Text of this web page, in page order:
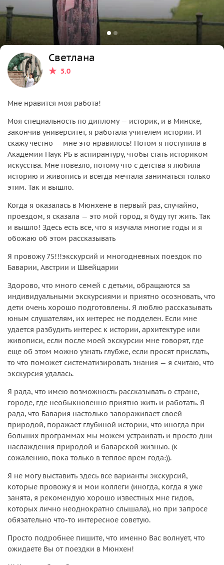
Светлана
5.0
Мне нравится моя работа!
Моя специальность по диплому — историк, и в Минске,
закончив университет, я работала учителем истории. И
скажу честно — мне это нравилось! Потом я поступила в
Академии Наук РБ в аспирантуру, чтобы стать историком
искусства. Мне повезло, потому что с детства я любила
историю и живопись и всегда мечтала заниматься только
этим. Так и вышло.
Когда я оказалась в Мюнхене в первый раз, случайно,
проездом, я сказала — это мой город, я буду тут жить. Так
и вышло! Здесь есть все, что я изучала многие годы и я
обожаю об этом рассказывать
Я провожу 75!!!экскурсий и многодневных поездок по
Баварии, Австрии и Швейцарии
Здорово, что много семей с детьми, обращаются за
индивидуальными экскурсиями и приятно осозновать, что
дети очень хорошо подготовлены. Я люблю рассказывать
юным слушателям, их интерес не подделен. Если мне
удается разбудить интерес к истории, архитектуре или
живописи, если после моей экскурсии мне говорят, где
еще об этом можно узнать глубже, если просят прислать,
то что поможет систематизировать знания — я считаю, что
экскурсия удалась.
Я рада, что имею возможность рассказывать о стране,
городе, где необыкновенно приятно жить и работать. Я
рада, что Бавария настолько завораживает своей
природой, поражает глубиной истории, что иногда при
больших программах мы можем устраивать и просто дни
наслаждения природой и баварской жизнью. (к
сожалению, пока только в теплое врем года:)).
Я не могу выставить здесь все варианты экскурсий,
которые провожу я и мои коллеги (иногда, когда я уже
занята, я рекомендую хорошо известных мне гидов,
которых лично неоднократно слышала), но при запросе
обязательно что-то интересное советую.
Просто подробнее пишите, что именно Вас волнует, что
ожидаете Вы от поездки в Мюнхен!